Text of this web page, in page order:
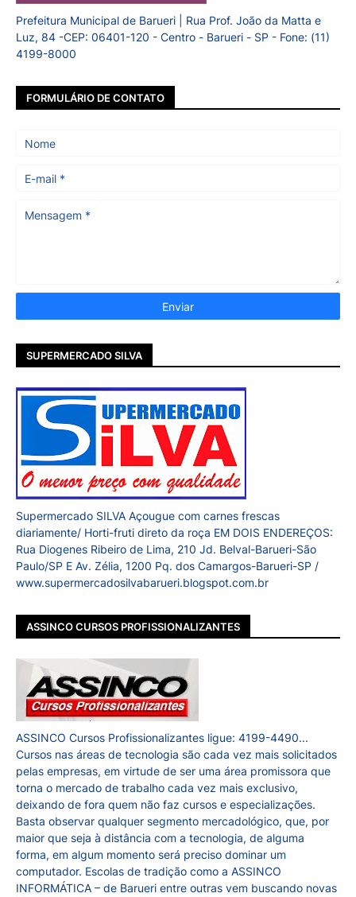
Prefeitura Municipal de Barueri | Rua Prof. João da Matta e
Luz, 84 -CEP: 06401-120 - Centro - Barueri - SP - Fone: (11)
4199-8000
FORMULÁRIO DE CONTATO
SUPERMERCADO SILVA
Supermercado SILVA Açougue com carnes frescas
diariamente/ Horti-fruti direto da roça EM DOIS ENDEREÇOS:
Rua Diogenes Ribeiro de Lima, 210 Jd. Belval-Barueri-São
Paulo/SP E Av. Zélia, 1200 Pq. dos Camargos-Barueri-SP /
www.supermercadosilvabarueri.blogspot.com.br
ASSINCO CURSOS PROFISSIONALIZANTES
ASSINCO Cursos Profissionalizantes ligue: 4199-4490...
Cursos nas áreas de tecnologia são cada vez mais solicitados
pelas empresas, em virtude de ser uma área promissora que
torna o mercado de trabalho cada vez mais exclusivo,
deixando de fora quem não faz cursos e especializações.
Basta observar qualquer segmento mercadológico, que, por
maior que seja à distância com a tecnologia, de alguma
forma, em algum momento será preciso dominar um
computador. Escolas de tradição como a ASSINCO
INFORMÁTICA – de Barueri entre outras vem buscando novas